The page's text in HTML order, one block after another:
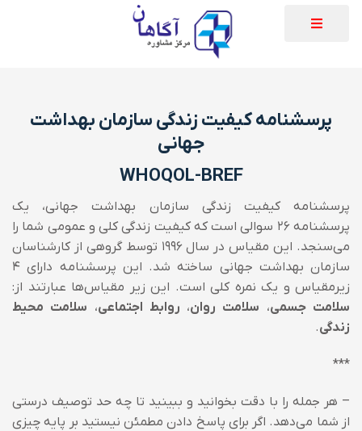
پرسشنامه کیفیت زندگی سازمان بهداشت
جهانی
WHOQOL-BREF
پرسشنامه کیفیت زندگی سازمان بهداشت جهانی، یک
پرسشنامه ۲۶ سوالی است که کیفیت زندگی کلی و عمومی شما را
می‌سنجد. این مقیاس در سال ۱۹۹۶ توسط گروهی از کارشناسان
سازمان بهداشت جهانی ساخته شد. این پرسشنامه دارای ۴
زیرمقیاس و یک نمره کلی است. این زیر مقیاس‌ها عبارتند از:
سلامت جسمی، سلامت روان، روابط اجتماعی، سلامت محیط
زندگی.
***
– هر جمله را با دقت بخوانید و ببینید تا چه حد توصیف درستی
از شما می‌دهد. اگر برای پاسخ دادن مطمئن نیستید بر پایه چیزی